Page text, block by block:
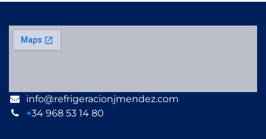
info@refrigeracionjmendez.com
+34 968 53 14 80